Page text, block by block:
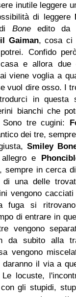
inutile leggere
di leggere
Boneedito da
Gaiman, cosa ci
Confido
e allora due
viene voglia a
vuol dire osso. I
in questa
bianchi che
Sono tre cugini:
dei tre,
Smiley
e
sempre in cerca
una delle
vengono
fuga si
di entrare in
vengono
da subito alla
vengono
il via a
locuste,
gli stupidi,